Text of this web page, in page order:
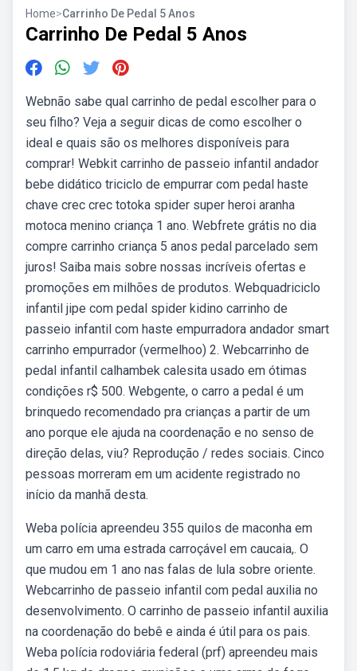
Home>Carrinho De Pedal 5 Anos
Carrinho De Pedal 5 Anos
Webnão sabe qual carrinho de pedal escolher para o
seu filho? Veja a seguir dicas de como escolher o
ideal e quais são os melhores disponíveis para
comprar! Webkit carrinho de passeio infantil andador
bebe didático triciclo de empurrar com pedal haste
chave crec crec totoka spider super heroi aranha
motoca menino criança 1 ano. Webfrete grátis no dia
compre carrinho criança 5 anos pedal parcelado sem
juros! Saiba mais sobre nossas incríveis ofertas e
promoções em milhões de produtos. Webquadriciclo
infantil jipe com pedal spider kidino carrinho de
passeio infantil com haste empurradora andador smart
carrinho empurrador (vermelhoo) 2. Webcarrinho de
pedal infantil calhambek calesita usado em ótimas
condições r$ 500. Webgente, o carro a pedal é um
brinquedo recomendado pra crianças a partir de um
ano porque ele ajuda na coordenação e no senso de
direção delas, viu? Reprodução / redes sociais. Cinco
pessoas morreram em um acidente registrado no
início da manhã desta.
Weba polícia apreendeu 355 quilos de maconha em
um carro em uma estrada carroçável em caucaia,. O
que mudou em 1 ano nas falas de lula sobre oriente.
Webcarrinho de passeio infantil com pedal auxilia no
desenvolvimento. O carrinho de passeio infantil auxilia
na coordenação do bebê e ainda é útil para os pais.
Weba polícia rodoviária federal (prf) apreendeu mais